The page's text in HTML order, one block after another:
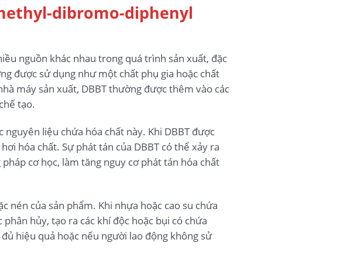
dibromo-diphenyl
nguồn khác nhau trong quá trình sản xuất, đặc
được sử dụng như một chất phụ gia hoặc chất
máy sản xuất, DBBT thường được thêm vào các
tạo.
liệu chứa hóa chất này. Khi DBBT được
hóa chất. Sự phát tán của DBBT có thể xảy ra
cơ học, làm tăng nguy cơ phát tán hóa chất
nén của sản phẩm. Khi nhựa hoặc cao su chứa
hủy, tạo ra các khí độc hoặc bụi có chứa
hiệu quả hoặc nếu người lao động không sử